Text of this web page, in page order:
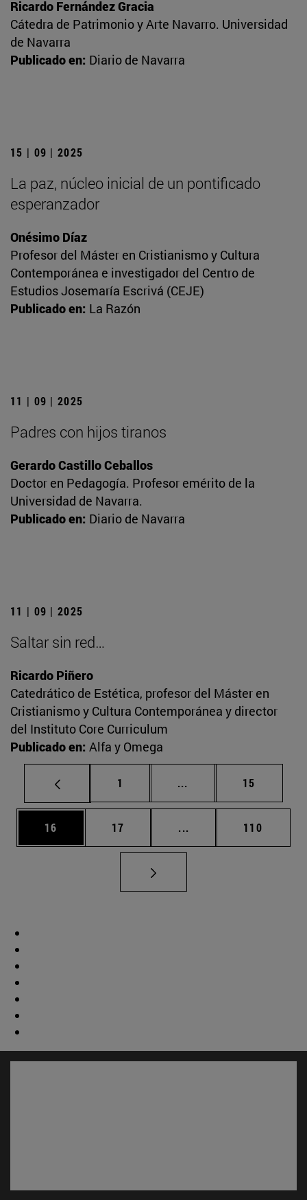
Ricardo Fernández Gracia
Cátedra de Patrimonio y Arte Navarro. Universidad
de Navarra
Publicado en: Diario de Navarra
15 | 09 | 2025
La paz, núcleo inicial de un pontificado
esperanzador
Onésimo Díaz
Profesor del Máster en Cristianismo y Cultura
Contemporánea e investigador del Centro de
Estudios Josemaría Escrivá (CEJE)
Publicado en: La Razón
11 | 09 | 2025
Padres con hijos tiranos
Gerardo Castillo Ceballos
Doctor en Pedagogía. Profesor emérito de la
Universidad de Navarra.
Publicado en: Diario de Navarra
11 | 09 | 2025
Saltar sin red…
Ricardo Piñero
Catedrático de Estética, profesor del Máster en
Cristianismo y Cultura Contemporánea y director
del Instituto Core Curriculum
Publicado en: Alfa y Omega
Página
1 ... Páginas intermedias
Página
15
Página
16 Página
17 ... Páginas intermedias
Página
110